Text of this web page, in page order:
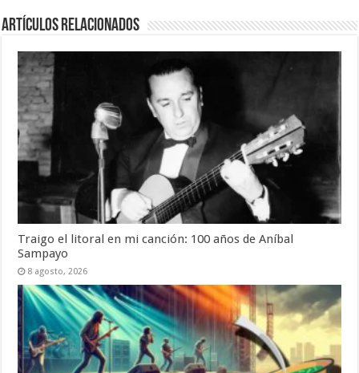
Artículos Relacionados
Traigo el litoral en mi canción: 100 años de Aníbal
Sampayo
8 agosto, 2026